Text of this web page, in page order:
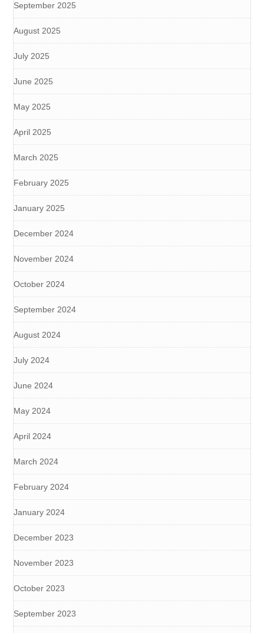
September 2025
August 2025
July 2025
June 2025
May 2025
April 2025
March 2025
February 2025
January 2025
December 2024
November 2024
October 2024
September 2024
August 2024
July 2024
June 2024
May 2024
April 2024
March 2024
February 2024
January 2024
December 2023
November 2023
October 2023
September 2023